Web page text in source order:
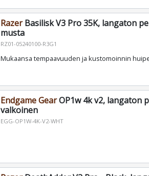
RazerBasilisk V3 Pro 35K, langaton
musta
RZ01-05240100-R3G1
Mukaansa tempaavuuden ja kustomoinnin
Endgame GearOP1w 4k v2, langaton
valkoinen
EGG-OP1W-4K-V2-WHT